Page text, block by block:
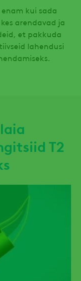
kui sada
arendavad ja
et pakkuda
lahendusi
T2